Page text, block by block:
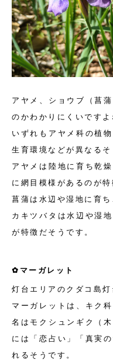
アヤメ、ショウブ（菖
のかわかりにくいですよ
いずれもアヤメ科の植
生育環境などが異なるそ
アヤメは陸地に育ち乾
に網目模様があるのが特
菖蒲は水辺や湿地に育
カキツバタは水辺や湿
が特徴だそうです。
✿マーガレット
灯台エリアのクダコ島
マーガレットは、キク
名はモクシュンギク（
には「恋占い」「真実
れるそうです。